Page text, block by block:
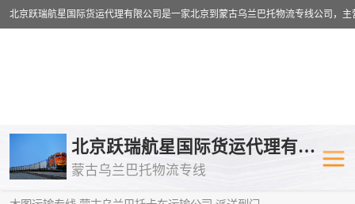
北京跃瑞航星国际货运代理有限公司
蒙古乌兰巴托物流专线
乌兰巴托物流专线 乌兰巴托铁
乌兰巴托公路运输